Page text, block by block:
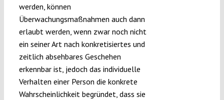
werden, können
Überwachungsmaßnahmen auch dann
erlaubt werden, wenn zwar noch nicht
ein seiner Art nach konkretisiertes und
zeitlich absehbares Geschehen
erkennbar ist, jedoch das individuelle
Verhalten einer Person die konkrete
Wahrscheinlichkeit begründet, dass sie